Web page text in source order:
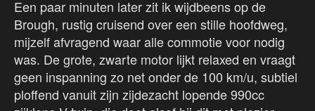
Een paar minuten later zit ik wijdbeens op de
Brough, rustig cruisend over een stille hoofdweg,
mijzelf afvragend waar alle commotie voor nodig
was. De grote, zwarte motor lijkt relaxed en vraagt
geen inspanning zo net onder de 100 km/u, subtiel
ploffend vanuit zijn zijdezacht lopende 990cc